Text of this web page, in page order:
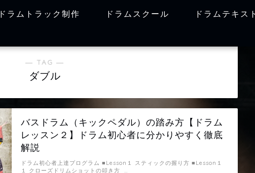
ドラムトラック制作 ドラムスクール
ドラムテキス
― TAG ―
ダブル
バスドラム（キックペダル）の踏み方【ドラム
レッスン２】ドラム初心者に分かりやすく徹底
解説
ドラム初心者上達プログラム ■Lesson１ スティックの握り方 ■Lesson１
１ クローズドリムショットの叩き方 …